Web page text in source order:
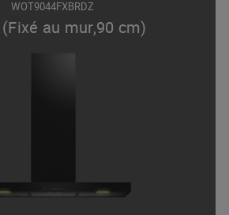
WOT9044FXBRDZ
au mur,90 cm)